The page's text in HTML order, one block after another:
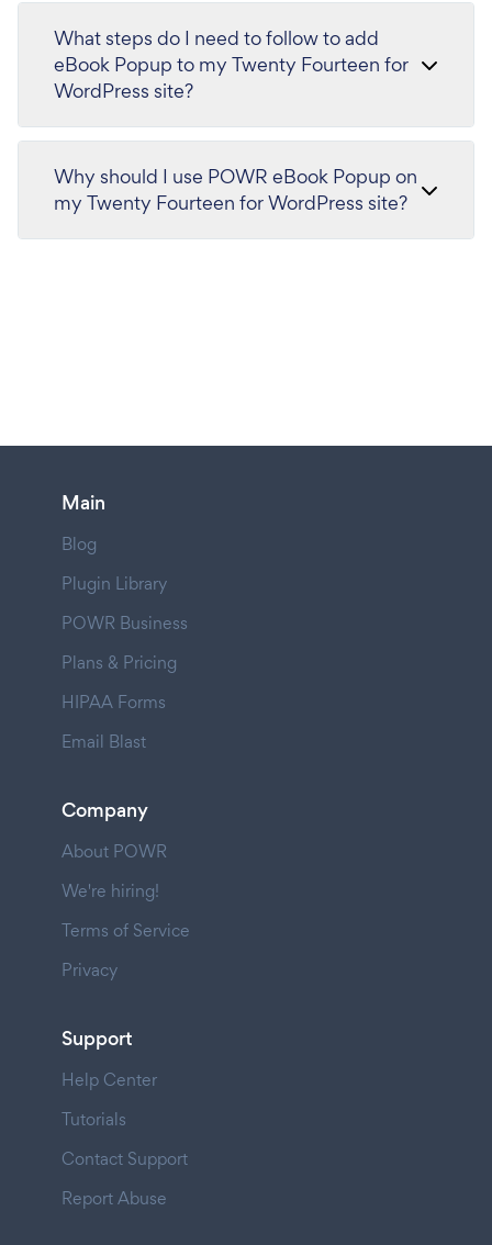
What steps do I need to follow to add
eBook Popup to my Twenty Fourteen for
WordPress site?
Why should I use POWR eBook Popup on
my Twenty Fourteen for WordPress site?
Main
Blog
Plugin Library
POWR Business
Plans & Pricing
HIPAA Forms
Email Blast
Company
About POWR
We're hiring!
Terms of Service
Privacy
Support
Help Center
Tutorials
Contact Support
Report Abuse